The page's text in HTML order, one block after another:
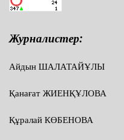
Журналистер:
Айдын ШАЛАТАЙҰЛЫ
Қанағат ЖИЕНҚҰЛОВА
Құралай КӨБЕНОВА